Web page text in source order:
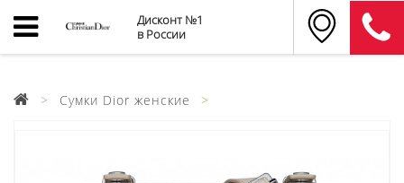
Дисконт №1
в России
Сумки Dior женские